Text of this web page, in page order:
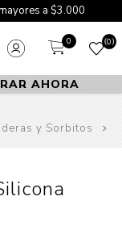
a $3.000
0 0
AHORA
y Sorbitos